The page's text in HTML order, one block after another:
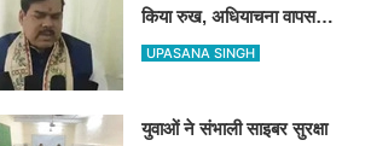
किया रुख, अधियाचना वापस
नहीं हुई; खामियां सुधारने के बाद
UPASANA SINGH
युवाओं ने संभाली साइबर सुरक्षा